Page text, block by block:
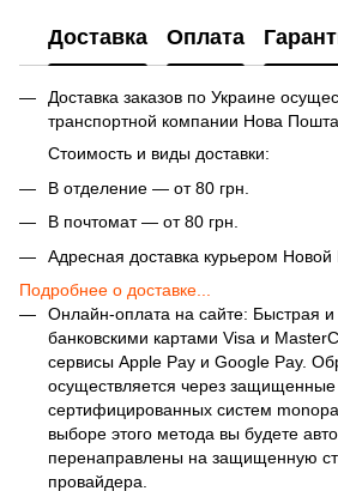
Доставка Оплата
Доставка заказов по Украине
транспортной компании Нова
Стоимость и виды доставки:
В отделение — от 80 грн.
В почтомат — от 80 грн.
Адресная доставка курьером
Подробнее о доставке...
Онлайн-оплата на сайте: Быстрая и
банковскими картами Visa и
сервисы Apple Pay и Google Pay.
осуществляется через
сертифицированных систем
выборе этого метода вы будете
перенаправлены на защищенную
провайдера.